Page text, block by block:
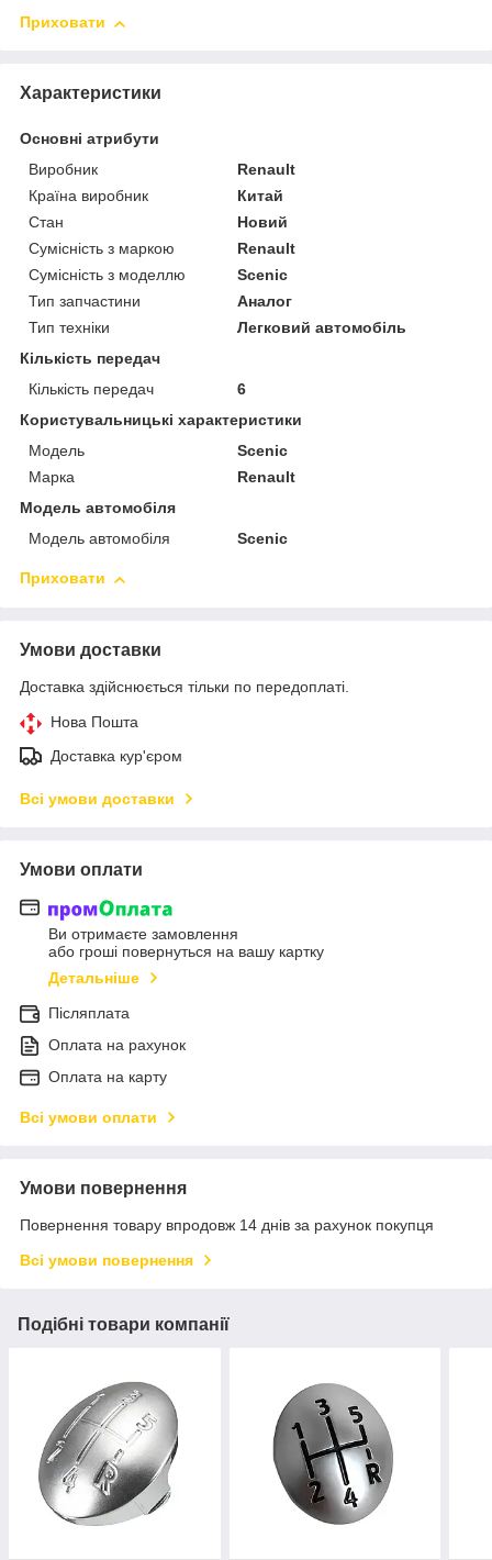
Приховати
Характеристики
Основні атрибути
Виробник
Renault
Країна виробник
Китай
Стан
Новий
Сумісність з маркою
Renault
Сумісність з моделлю
Scenic
Тип запчастини
Аналог
Тип техніки
Легковий автомобіль
Кількість передач
Кількість передач
6
Користувальницькі характеристики
Мoдель
Scenic
Марка
Renault
Модель автомобіля
Модель автомобіля
Scenic
Приховати
Умови доставки
Доставка здійснюється тільки по передоплаті.
Нова Пошта
Доставка кур'єром
Всі умови доставки
Умови оплати
Ви отримаєте замовлення
або гроші повернуться на вашу картку
Детальніше
Післяплата
Оплата на рахунок
Оплата на карту
Всі умови оплати
Умови повернення
Повернення товару впродовж 14 днів за рахунок покупця
Всі умови повернення
Подібні товари компанії